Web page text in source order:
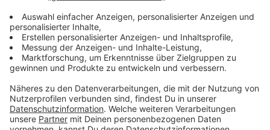
Salz & Pfeffer
Zucker
Minze
Soja-Lecithin
20 Gambas
Crushed Ice
Anzeige